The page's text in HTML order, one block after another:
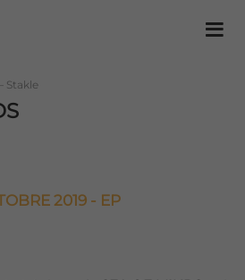
Stakle
2019 - EP